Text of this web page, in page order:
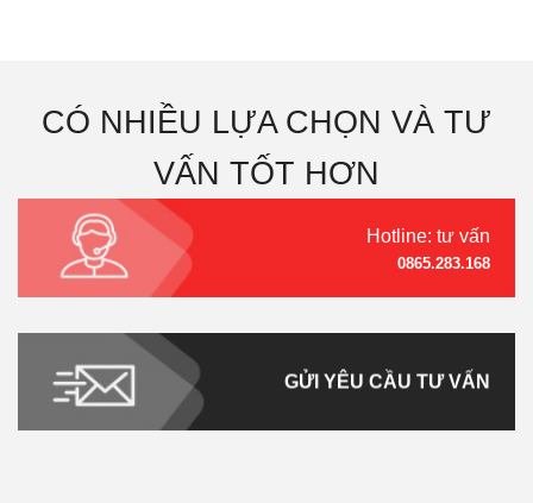
CÓ NHIỀU LỰA CHỌN VÀ TƯ
VẤN TỐT HƠN
Hotline: tư vấn
0865.283.168
GỬI YÊU CẦU TƯ VẤN